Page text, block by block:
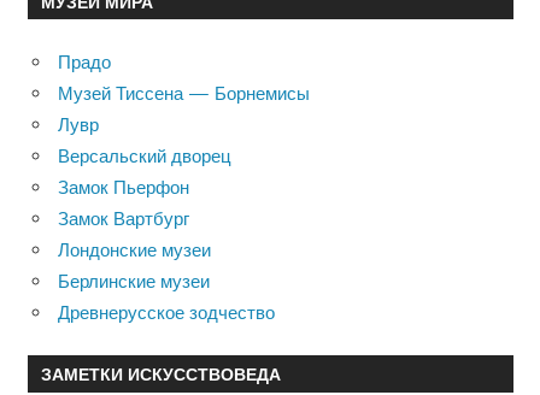
Прадо
Музей Тиссена — Борнемисы
Лувр
Версальский дворец
Замок Пьерфон
Замок Вартбург
Лондонские музеи
Берлинские музеи
Древнерусское зодчество
ЗАМЕТКИ ИСКУССТВОВЕДА